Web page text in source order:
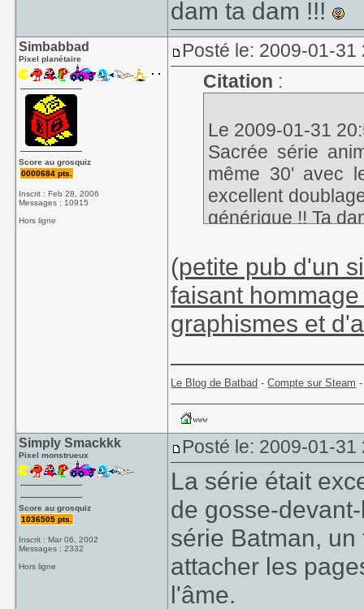
dam ta dam !!!
Simbabbad
Pixel planétaire
Score au grosquiz
0000684 pts.
Inscrit : Feb 28, 2006
Messages : 10915
Hors ligne
Posté le: 2009-01-31
Citation :
Le 2009-01-31
Sacrée série
même 30' avec
excellent
générique !! Ta
(petite pub d'un
faisant
graphismes et
Le Blog de Batbad -Compte sur Steam
Simply Smackkk
Pixel monstrueux
Score au grosquiz
1036505 pts.
Inscrit : Mar 06, 2002
Messages : 2332
Hors ligne
Posté le: 2009-01-31
La série était
de gosse-
série Batman,
attacher les
l'âme.